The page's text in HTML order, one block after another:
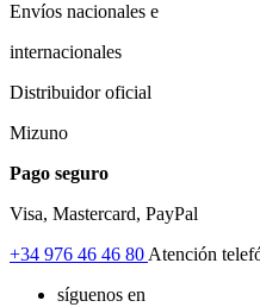
Envíos nacionales e
internacionales
Distribuidor oficial
Mizuno
Pago seguro
Visa, Mastercard, PayPal
+34 976 46 46 80 Atención
síguenos en